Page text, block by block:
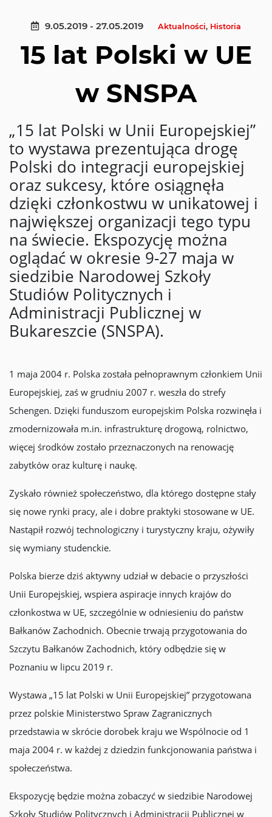
9.05.2019 - 27.05.2019 Aktualności, Historia
15 lat Polski w UE
w SNSPA
„15 lat Polski w Unii Europejskiej”
to wystawa prezentująca drogę
Polski do integracji europejskiej
oraz sukcesy, które osiągnęła
dzięki członkostwu w unikatowej i
największej organizacji tego typu
na świecie. Ekspozycję można
oglądać w okresie 9-27 maja w
siedzibie Narodowej Szkoły
Studiów Politycznych i
Administracji Publicznej w
Bukareszcie (SNSPA).
1 maja 2004 r. Polska została pełnoprawnym członkiem Unii
Europejskiej, zaś w grudniu 2007 r. weszła do strefy
Schengen. Dzięki funduszom europejskim Polska rozwinęła i
zmodernizowała m.in. infrastrukturę drogową, rolnictwo,
więcej środków zostało przeznaczonych na renowację
zabytków oraz kulturę i naukę.
Zyskało również społeczeństwo, dla którego dostępne stały
się nowe rynki pracy, ale i dobre praktyki stosowane w UE.
Nastąpił rozwój technologiczny i turystyczny kraju, ożywiły
się wymiany studenckie.
Polska bierze dziś aktywny udział w debacie o przyszłości
Unii Europejskiej, wspiera aspiracje innych krajów do
członkostwa w UE, szczególnie w odniesieniu do państw
Bałkanów Zachodnich. Obecnie trwają przygotowania do
Szczytu Bałkanów Zachodnich, który odbędzie się w
Poznaniu w lipcu 2019 r.
Wystawa „15 lat Polski w Unii Europejskiej” przygotowana
przez polskie Ministerstwo Spraw Zagranicznych
przedstawia w skrócie dorobek kraju we Wspólnocie od 1
maja 2004 r. w każdej z dziedzin funkcjonowania państwa i
społeczeństwa.
Ekspozycję będzie można zobaczyć w siedzibie Narodowej
Szkoły Studiów Politycznych i Administracji Publicznej w